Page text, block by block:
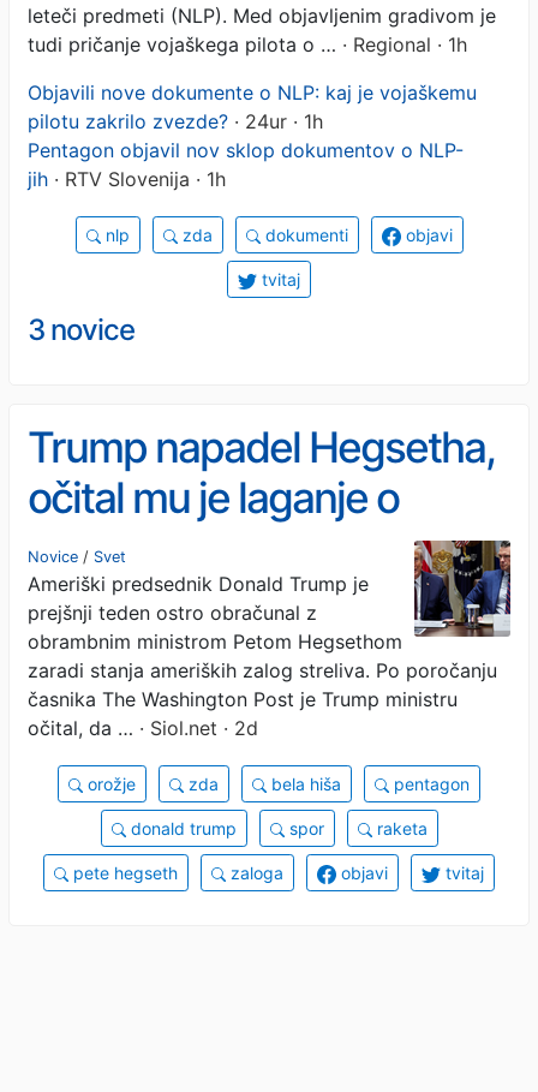
leteči predmeti (NLP). Med objavljenim gradivom je
tudi pričanje vojaškega pilota o … · Regional · 1h
Objavili nove dokumente o NLP: kaj je vojaškemu
pilotu zakrilo zvezde? · 24ur · 1h
Pentagon objavil nov sklop dokumentov o NLP-
jih · RTV Slovenija · 1h
nlp zda dokumenti objavi
tvitaj
3 novice
Trump napadel Hegsetha,
očital mu je laganje o
zalogah streliva
Novice / Svet
Ameriški predsednik Donald Trump je
prejšnji teden ostro obračunal z
obrambnim ministrom Petom Hegsethom
zaradi stanja ameriških zalog streliva. Po poročanju
časnika The Washington Post je Trump ministru
očital, da … · Siol.net · 2d
orožje zda bela hiša pentagon
donald trump spor raketa
pete hegseth zaloga objavi tvitaj